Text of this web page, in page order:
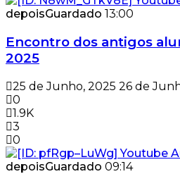
depoisGuardado 13:00
Encontro dos antigos
2025
25 de Junho, 2025 26 de
0
1.9K
3
0
depoisGuardado 09:14